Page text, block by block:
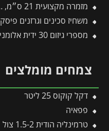
מזמרה מקצועית 21 ס״מ, להב בציפוי כרום – תבור
משחיז סכינים וגרזנים פיסקארס
מספרי גיזום 30 ידית אלומניום W-30 -תבור
צמחים מומלצים
דקל קוקוס 25 ליטר
פפאיה
טרמינליה הודית 1.5-2 צול